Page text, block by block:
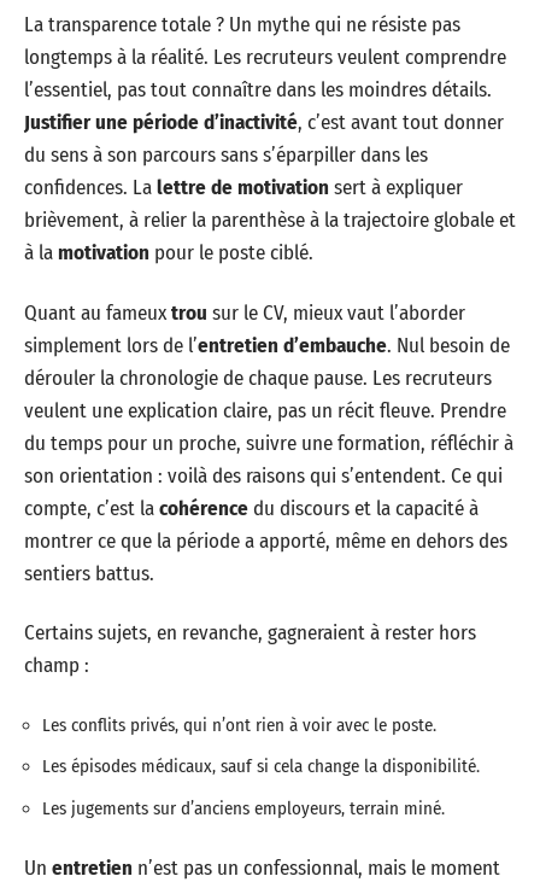
La transparence totale ? Un mythe qui ne résiste pas
longtemps à la réalité. Les recruteurs veulent comprendre
l’essentiel, pas tout connaître dans les moindres détails.
Justifier une période d’inactivité, c’est avant tout donner
du sens à son parcours sans s’éparpiller dans les
confidences. Lalettre de motivation sert à expliquer
brièvement, à relier la parenthèse à la trajectoire globale et
à lamotivation pour le poste ciblé.
Quant au fameuxtrou sur le CV, mieux vaut l’aborder
simplement lors de l’entretien d’embauche. Nul besoin de
dérouler la chronologie de chaque pause. Les recruteurs
veulent une explication claire, pas un récit fleuve. Prendre
du temps pour un proche, suivre une formation, réfléchir à
son orientation : voilà des raisons qui s’entendent. Ce qui
compte, c’est lacohérencedu discours et la capacité à
montrer ce que la période a apporté, même en dehors des
sentiers battus.
Certains sujets, en revanche, gagneraient à rester hors
champ :
Les conflits privés, qui n’ont rien à voir avec le poste.
Les épisodes médicaux, sauf si cela change la disponibilité.
Les jugements sur d’anciens employeurs, terrain miné.
Un entretien n’est pas un confessionnal, mais le moment